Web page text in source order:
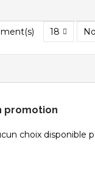
18
promotion
choix disponible